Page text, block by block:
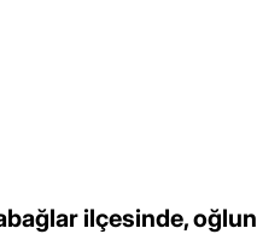
ilçesinde,